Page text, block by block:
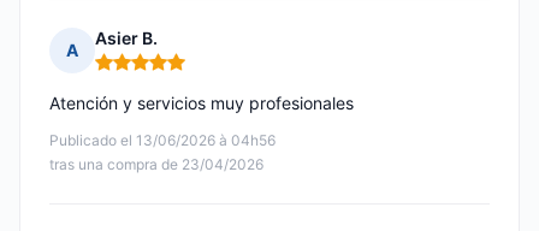
A
Asier B.
Nota: 5 de 5
Publicado el 13/06/2026 à 04h56
tras una compra de 23/04/2026
Atención y servicios muy profesionales